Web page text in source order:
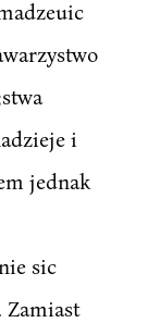
i
jednak
sic
Zamiast